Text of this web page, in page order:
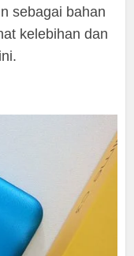
sebagai bahan
kelebihan dan